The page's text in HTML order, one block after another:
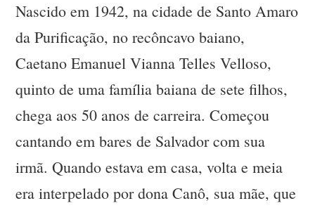
Nascido em 1942, na cidade de Santo Amaro
da Purificação, no recôncavo baiano,
Caetano Emanuel Vianna Telles Velloso,
quinto de uma família baiana de sete filhos,
chega aos 50 anos de carreira. Começou
cantando em bares de Salvador com sua
irmã. Quando estava em casa, volta e meia
era interpelado por dona Canô, sua mãe, que